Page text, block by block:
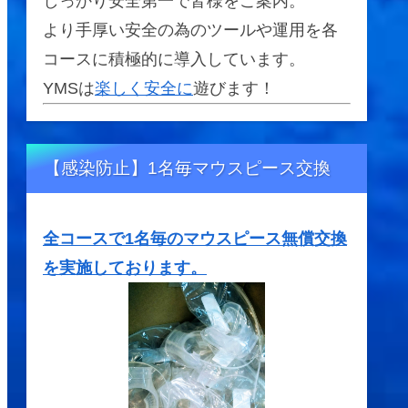
より手厚い安全の為のツールや運用を各
コースに積極的に導入しています。
YMSは楽しく安全に遊びます！
【感染防止】1名毎マウスピース交換
全コースで1名毎のマウスピース無償交換
を実施しております。